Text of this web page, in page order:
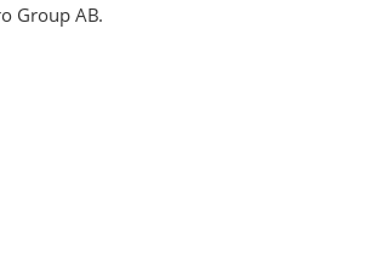
Group AB.